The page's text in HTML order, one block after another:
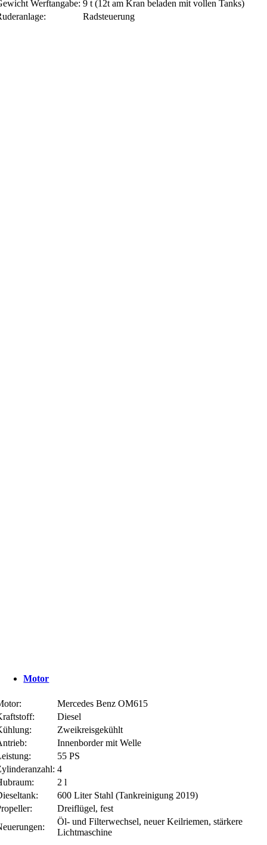
Werftangabe: 9 t (12t am Kran beladen mit vollen Tanks)
Radsteuerung
Motor
Mercedes Benz OM615
Diesel
Zweikreisgekühlt
Innenborder mit Welle
55 PS
4
2 l
600 Liter Stahl (Tankreinigung 2019)
Dreiflügel, fest
Öl- und Filterwechsel, neuer Keilriemen, stärkere
Lichtmaschine